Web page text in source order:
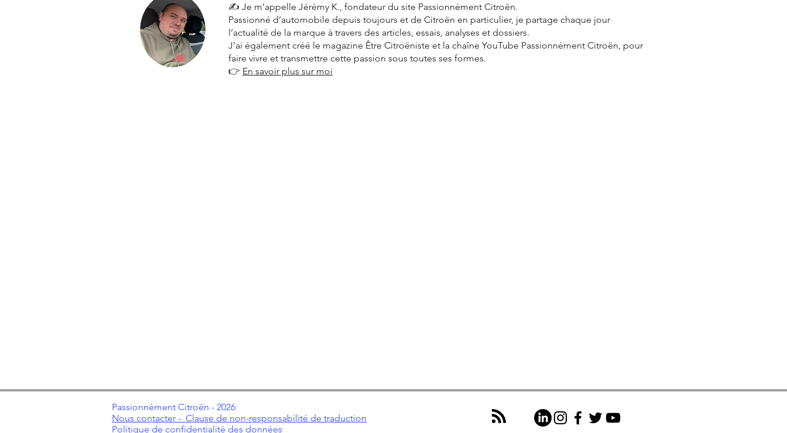
✍️ Je m’appelle Jérémy K., fondateur du site Passionnément Citroën.
Passionné d’automobile depuis toujours et de Citroën en particulier, je partage chaque jour
l’actualité de la marque à travers des articles, essais, analyses et dossiers.
J’ai également créé le magazine Être Citroëniste et la chaîne YouTube Passionnément Citroën, pour
faire vivre et transmettre cette passion sous toutes ses formes.
👉 En savoir plus sur moi
Passionnément Citroën - 2026
Nous contacter - Clause de non-responsabilité de traduction
Politique de confidentialité des données